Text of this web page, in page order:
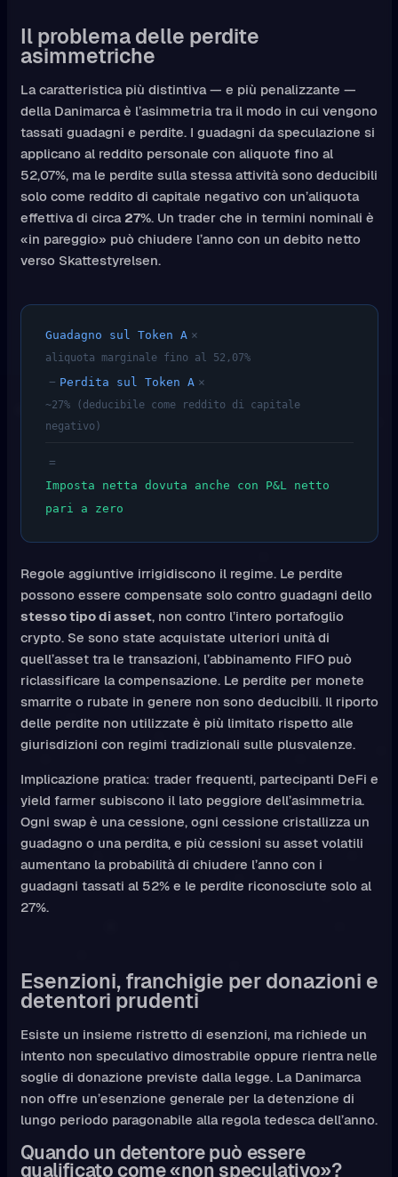
Il problema delle perdite
asimmetriche
La caratteristica più distintiva — e più penalizzante —
della Danimarca è l’asimmetria tra il modo in cui vengono
tassati guadagni e perdite. I guadagni da speculazione si
applicano al reddito personale con aliquote fino al
52,07%, ma le perdite sulla stessa attività sono deducibili
solo come reddito di capitale negativo con un’aliquota
effettiva di circa 27%. Un trader che in termini nominali è
«in pareggio» può chiudere l’anno con un debito netto
verso Skattestyrelsen.
Guadagno sul Token A ×
aliquota marginale fino al 52,07%
− Perdita sul Token A ×
~27% (deducibile come reddito di capitale
negativo)
=
Imposta netta dovuta anche con P&L netto
pari a zero
Regole aggiuntive irrigidiscono il regime. Le perdite
possono essere compensate solo contro guadagni dello
stesso tipo di asset, non contro l’intero portafoglio
crypto. Se sono state acquistate ulteriori unità di
quell’asset tra le transazioni, l’abbinamento FIFO può
riclassificare la compensazione. Le perdite per monete
smarrite o rubate in genere non sono deducibili. Il riporto
delle perdite non utilizzate è più limitato rispetto alle
giurisdizioni con regimi tradizionali sulle plusvalenze.
Implicazione pratica: trader frequenti, partecipanti DeFi e
yield farmer subiscono il lato peggiore dell’asimmetria.
Ogni swap è una cessione, ogni cessione cristallizza un
guadagno o una perdita, e più cessioni su asset volatili
aumentano la probabilità di chiudere l’anno con i
guadagni tassati al 52% e le perdite riconosciute solo al
27%.
Esenzioni, franchigie per donazioni e
detentori prudenti
Esiste un insieme ristretto di esenzioni, ma richiede un
intento non speculativo dimostrabile oppure rientra nelle
soglie di donazione previste dalla legge. La Danimarca
non offre un’esenzione generale per la detenzione di
lungo periodo paragonabile alla regola tedesca dell’anno.
Quando un detentore può essere
qualificato come «non speculativo»?